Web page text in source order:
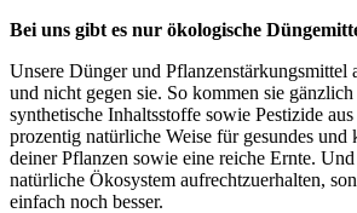
Bei uns gibt es nur ökologische
Unsere Dünger und Pflanzenstärkungsmittel
und nicht gegen sie. So kommen sie
synthetische Inhaltsstoffe sowie Pestizide
prozentig natürliche Weise für gesundes und
deiner Pflanzen sowie eine reiche Ernte.
natürliche Ökosystem aufrechtzuerhalten,
einfach noch besser.